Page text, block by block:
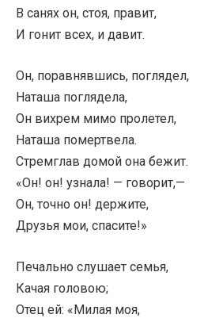
В санях он, стоя, правит,
И гонит всех, и давит.
Он, поравнявшись, поглядел,
Наташа поглядела,
Он вихрем мимо пролетел,
Наташа помертвела.
Стремглав домой она бежит.
«Он! он! узнала! — говорит,—
Он, точно он! держите,
Друзья мои, спасите!»
Печально слушает семья,
Качая головою;
Отец ей: «Милая моя,